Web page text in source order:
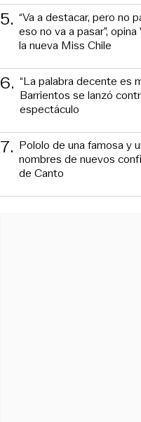
5. “Va a destacar, pero no
eso no va a pasar”,
la nueva Miss Chile
6. “La palabra decente es
Barrientos se lanzó
espectáculo
7. Pololo de una famosa y
nombres de nuevos
de Canto